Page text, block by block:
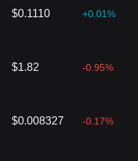
$0.1110 +0.01%
$1.82 -0.95%
$0.008327 -0.17%